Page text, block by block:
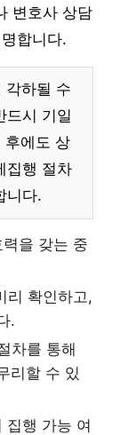
변호사 상담
합니다.
각하될 수
드시 기일
후에도 상
집행 절차
니다.
을 갖는 중
리 확인하고,
.
차를 통해
리할 수 있
집행 가능 여